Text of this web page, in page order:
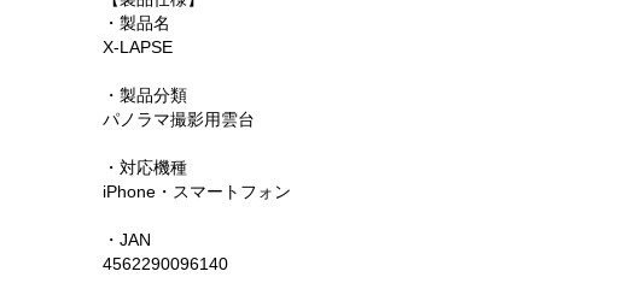
・製品名
X-LAPSE
・製品分類
パノラマ撮影用雲台
・対応機種
iPhone・スマートフォン
・JAN
4562290096140